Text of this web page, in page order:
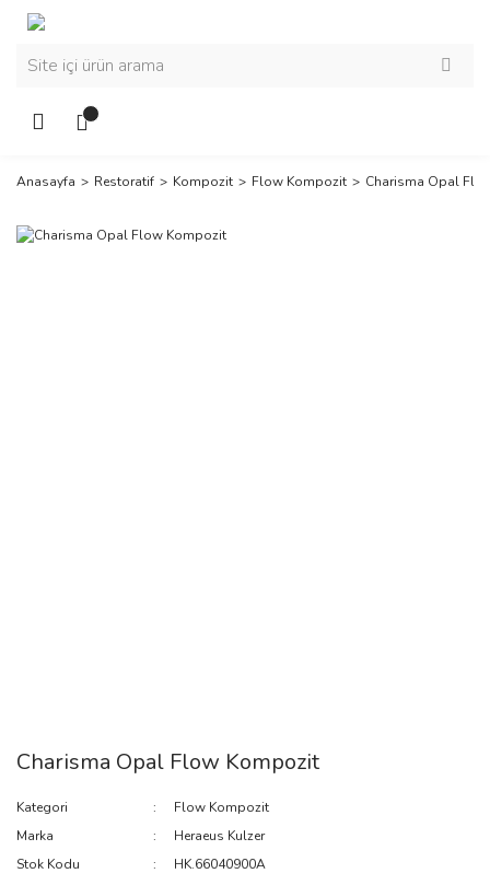
Anasayfa Restoratif Kompozit Flow Kompozit Charisma Opal
Charisma Opal Flow Kompozit
Kategori
Flow Kompozit
Marka
Heraeus Kulzer
Stok Kodu
HK.66040900A